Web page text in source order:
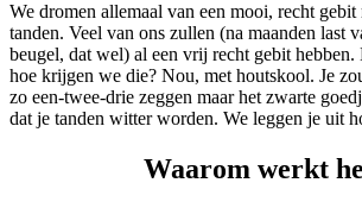
We dromen allemaal van een mooi, recht
tanden. Veel van ons zullen (na maanden last
beugel, dat wel) al een vrij recht gebit hebben.
hoe krijgen we die? Nou, met houtskool. Je
zo een-twee-drie zeggen maar het zwarte
dat je tanden witter worden. We leggen je uit
Waarom werkt